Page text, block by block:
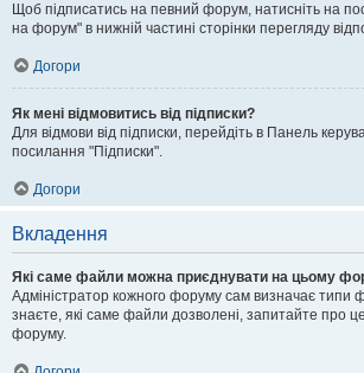
Щоб підписатись на певний форум, натисніть на
на форум" в нижній частині сторінки перегляду
Догори
Як мені відмовитись від підписки?
Для відмови від підписки, перейдіть в Панель
посилання "Підписки".
Догори
Вкладення
Які саме файли можна приєднувати на цьому
Адміністратор кожного форуму сам визначає типи
знаєте, які саме файли дозволені, запитайте про
форуму.